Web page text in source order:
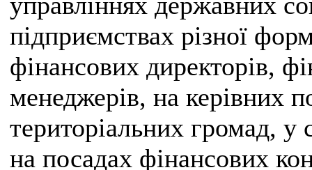
підприємствах різної
фінансових директорів,
менеджерів, на керівних
територіальних громад, у
на посадах фінансових